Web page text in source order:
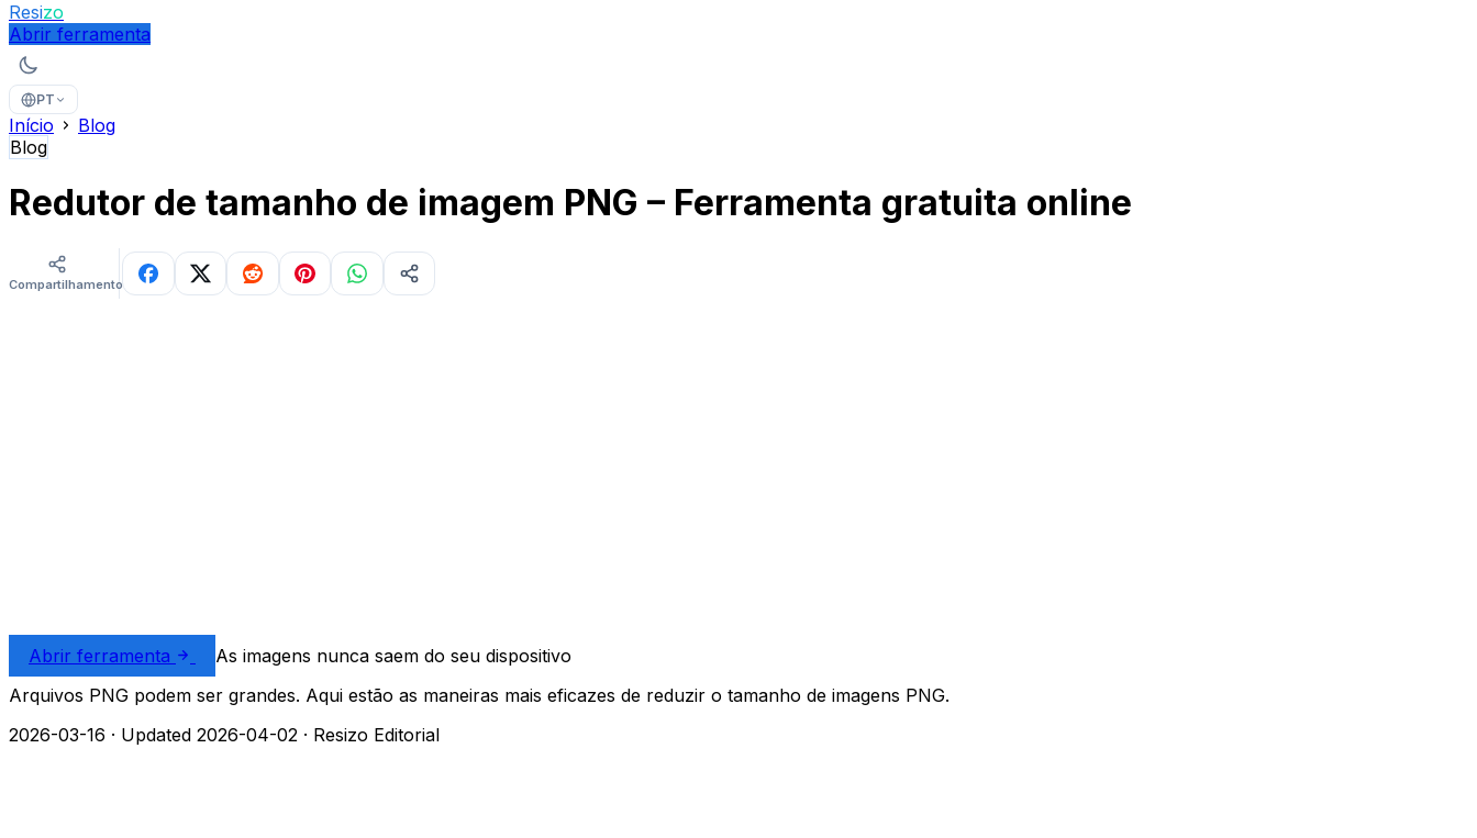
Resizo
Abrir ferramenta
PT
Início
Blog
Blog
Redutor de tamanho de imagem PNG – Ferramenta gratuita online
Compartilhamentos
Abrir ferramenta
As imagens nunca saem do seu dispositivo
Arquivos PNG podem ser grandes. Aqui estão as maneiras mais eficazes de reduzir o tamanho de imagens PNG.
2026-03-16 · Updated 2026-04-02 · Resizo Editorial